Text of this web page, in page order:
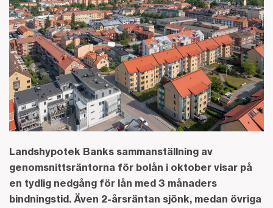
Landshypotek Banks sammanställning av
genomsnittsräntorna för bolån i oktober visar på
en tydlig nedgång för lån med 3 månaders
bindningstid. Även 2-årsräntan sjönk, medan övriga